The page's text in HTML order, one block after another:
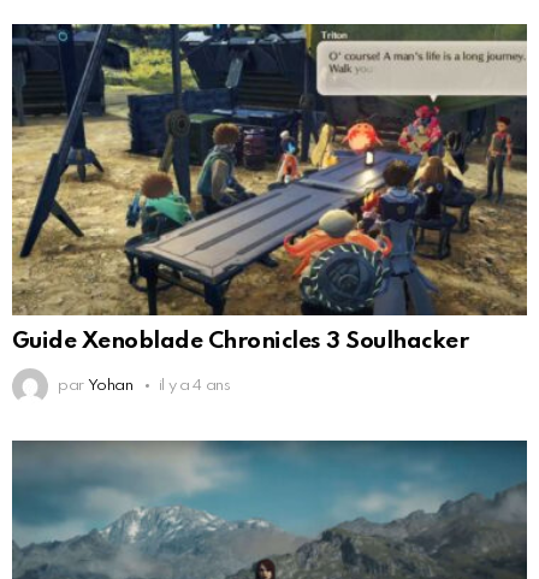
Guide Xenoblade Chronicles 3 Soulhacker
par Yohan il y a 4 ans